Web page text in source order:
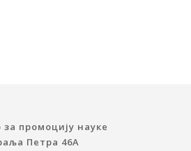
промоцију науке
Петра 46A